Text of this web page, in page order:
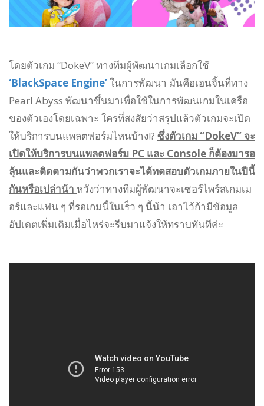
โดยตัวเกม “DokeV” ทางทีมผู้พัฒนาเกมเลือกใช้
‘BlackSpace Engine’ในการพัฒนา มันคือเอนจิ้นที่ทาง
Pearl Abyss พัฒนาขึ้นมาเพื่อใช้ในการพัฒนเกมในเครือ
ของตัวเองโดยเฉพาะ ใครที่สงสัยว่าสรุปแล้วตัวเกมจะเปิด
ให้บริการบนแพลตฟอร์มไหนบ้าง!? ซึ่งตัวเกม “DokeV” จะ
เปิดให้บริการบนแพลตฟอร์ม PC และ Console ก็ต้องมารอ
ลุ้นและติดตามกันว่าพวกเราจะได้ทดสอบตัวเกมภายในปีนี้
กันหรือเปล่าน้า หวังว่าทางทีมผู้พัฒนาจะเซอร์ไพร์สเกมเม
อร์และแฟน ๆ ที่รอเกมนี้ในเร็ว ๆ นี้น้า เอาไว้ถ้ามีข้อมูล
อัปเดตเพิ่มเติมเมื่อไหร่จะรีบมาแจ้งให้ทราบทันทีค่ะ